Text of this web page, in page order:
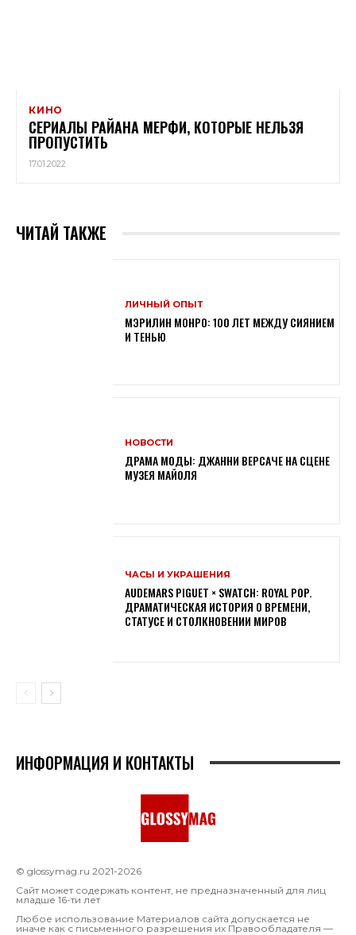
КИНО
СЕРИАЛЫ РАЙАНА МЕРФИ, КОТОРЫЕ НЕЛЬЗЯ
ПРОПУСТИТЬ
17.01.2022
ЧИТАЙ ТАКЖЕ
ЛИЧНЫЙ ОПЫТ
МЭРИЛИН МОНРО: 100 ЛЕТ МЕЖДУ СИЯНИЕМ
И ТЕНЬЮ
НОВОСТИ
ДРАМА МОДЫ: ДЖАННИ ВЕРСАЧЕ НА СЦЕНЕ
МУЗЕЯ МАЙОЛЯ
ЧАСЫ И УКРАШЕНИЯ
AUDEMARS PIGUET × SWATCH: ROYAL POP.
ДРАМАТИЧЕСКАЯ ИСТОРИЯ О ВРЕМЕНИ,
СТАТУСЕ И СТОЛКНОВЕНИИ МИРОВ
ИНФОРМАЦИЯ И КОНТАКТЫ
© glossymag.ru 2021-2026
Сайт может содержать контент, не предназначенный для лиц
младше 16-ти лет
Любое использование Материалов сайта допускается не
иначе как с письменного разрешения их Правообладателя —